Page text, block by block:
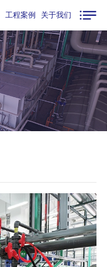
工程案例 关于我们